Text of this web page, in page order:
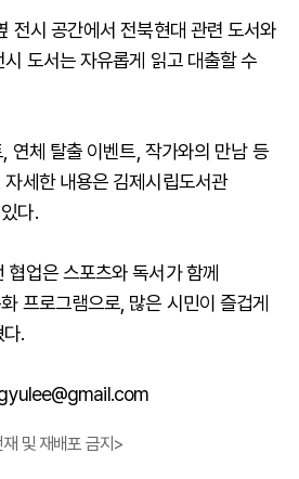
전시 공간에서 전북현대 관련 도서와
도서는 자유롭게 읽고 대출할 수
연체 탈출 이벤트, 작가와의 만남 등
세한 내용은 김제시립도서관
다.
업은 스포츠와 독서가 함께
프로그램으로, 많은 시민이 즐겁게
.
및 재배포 금지>